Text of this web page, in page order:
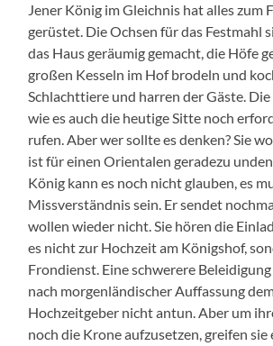
Jener König im Gleichnis hat alles zum
gerüstet. Die Ochsen für das Festmahl
das Haus geräumig gemacht, die Höfe
großen Kesseln im Hof brodeln und
Schlachttiere und harren der Gäste.
wie es auch die heutige Sitte noch
rufen. Aber wer sollte es denken? Sie
ist für einen Orientalen geradezu
König kann es noch nicht glauben, es
Missverständnis sein. Er sendet
wollen wieder nicht. Sie hören die
es nicht zur Hochzeit am Königshof,
Frondienst. Eine schwerere
nach morgenländischer Auffassung
Hochzeitgeber nicht antun. Aber um
noch die Krone aufzusetzen, greifen sie